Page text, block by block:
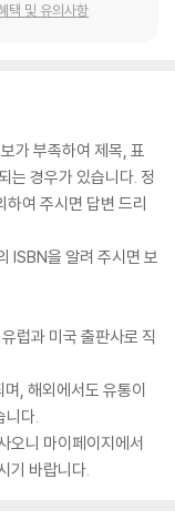
택 및 유의사항
가 부족하여 제목, 표
는 경우가 있습니다. 정
여 주시면 답변 드리
ISBN을 알려 주시면 보
럽과 미국 출판사로 직
, 해외에서도 유통이
니다.
오니 마이페이지에서
기 바랍니다.